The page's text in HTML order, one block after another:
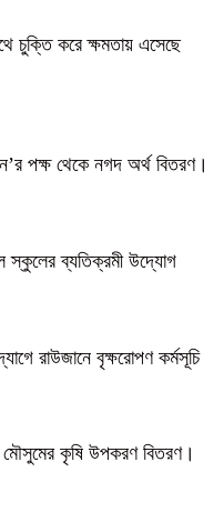
চুক্তি করে ক্ষমতায় এসেছে
পক্ষ থেকে নগদ অর্থ বিতরণ।
স্কুলের ব্যতিক্রমী উদ্যোগ
রাউজানে বৃক্ষরোপণ কর্মসূচি
মৌসুমের কৃষি উপকরণ বিতরণ।